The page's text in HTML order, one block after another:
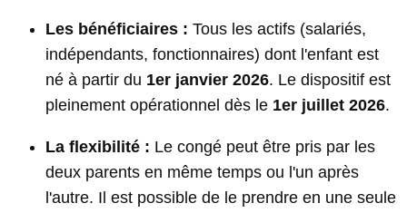
Les bénéficiaires : Tous les actifs (salariés,
indépendants, fonctionnaires) dont l'enfant est
né à partir du 1er janvier 2026. Le dispositif est
pleinement opérationnel dès le 1er juillet 2026.
La flexibilité : Le congé peut être pris par les
deux parents en même temps ou l'un après
l'autre. Il est possible de le prendre en une seule